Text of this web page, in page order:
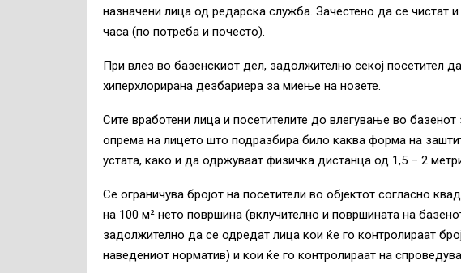
назначени лица од редарска служба. Зачестено да се чистат
часа (по потреба и почесто).
При влез во базенскиот дел, задолжително секој посетител
хиперхлорирана дезбариера за миење на нозете.
Сите вработени лица и посетителите до влегување во
опрема на лицето што подразбира било каква форма на
устата, како и да одржуваат физичка дистанца од 1,5 – 2
Се ограничува бројот на посетители во објектот согласно
на 100 м² нето површина (вклучително и површината на
задолжително да се одредат лица кои ќе го контролираат
наведениот норматив) и кои ќе го контролираат на